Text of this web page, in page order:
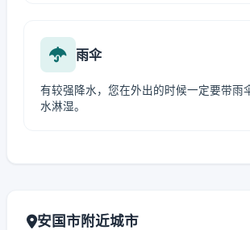
雨伞
有较强降水，您在外出的时候一定要带雨
水淋湿。
安国市附近城市